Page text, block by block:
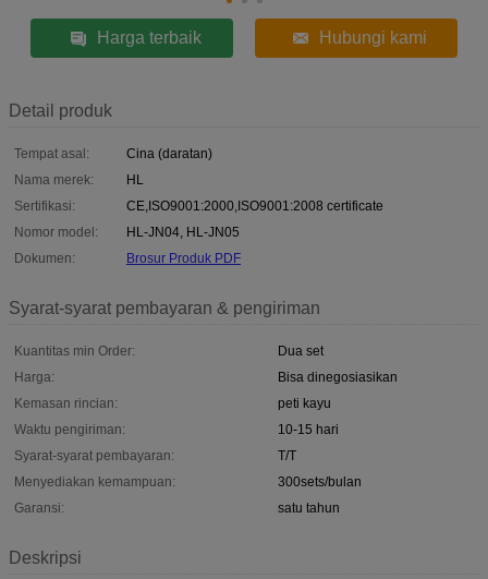
Harga terbaik Hubungi kami
Detail produk
Tempat asal:
Cina (daratan)
Nama merek:
HL
Sertifikasi:
CE,ISO9001:2000,ISO9001:2008 certificate
Nomor model:
HL-JN04, HL-JN05
Dokumen:
Brosur Produk PDF
Syarat-syarat pembayaran & pengiriman
Kuantitas min Order:
Dua set
Harga:
Bisa dinegosiasikan
Kemasan rincian:
peti kayu
Waktu pengiriman:
10-15 hari
Syarat-syarat pembayaran:
T/T
Menyediakan kemampuan:
300sets/bulan
Garansi:
satu tahun
Deskripsi